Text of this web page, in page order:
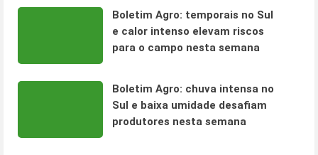
Boletim Agro: temporais no Sul
e calor intenso elevam riscos
para o campo nesta semana
Boletim Agro: chuva intensa no
Sul e baixa umidade desafiam
produtores nesta semana